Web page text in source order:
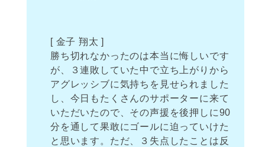
[ 金子 翔太 ]
勝ち切れなかったのは本当に悔しいです
が、３連敗していた中で立ち上がりから
アグレッシブに気持ちを見せられました
し、今日もたくさんのサポーターに来て
いただいたので、その声援を後押しに90
分を通して果敢にゴールに迫っていけた
と思います。ただ、３失点したことは反